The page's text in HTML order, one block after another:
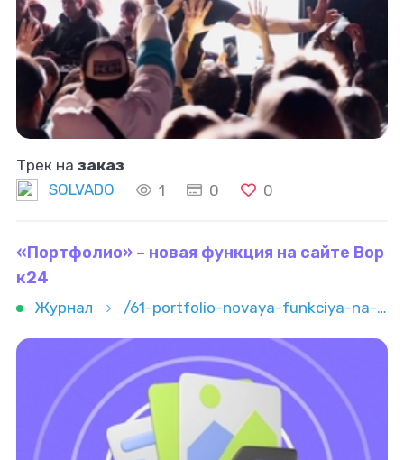
Трек на заказ
SOLVADO
1 0 0
«Портфолио» – новая функция на сайте Вор
к24
Журнал /61-portfolio-novaya-funkciya-na-sayte-vork24